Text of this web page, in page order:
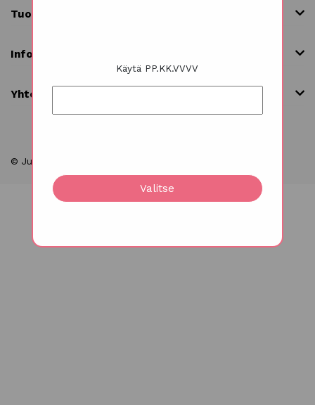
Käytä PP.KK.VVVV
Valitse
Tuoteryhmät
Info
Yhteystiedot
© Juhlakukat 2026